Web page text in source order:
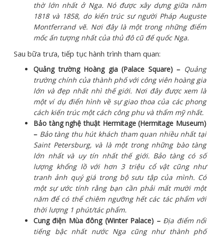
thờ lớn nhất ở Nga. Nó được xây dựng giữa năm
1818 và 1858, do kiến trúc sư người Pháp Auguste
Montferrand vẽ. Nơi đây là một trong những điểm
mốc ấn tượng nhất của thủ đô cũ đế quốc Nga.
Sau bữa trưa, tiếp tục hành trình tham quan:
Quảng trường Hoàng gia (Palace Square) – Quảng
trường chính của thành phố với công viên hoàng gia
lớn và đẹp nhất nhì thế giới. Nơi đây được xem là
một ví dụ điển hình về sự giao thoa của các phong
cách kiến trúc một cách công phu và thẩm mỹ nhất.
Bảo tàng nghệ thuật Hermitage (Hermitage Museum)
– Bảo tàng thu hút khách tham quan nhiều nhất tại
Saint Petersburg, và là một trong những bào tàng
lớn nhất và uy tín nhất thế giới. Bảo tàng có số
lượng khổng lồ với hơn 3 triệu cổ vật cũng như
tranh ảnh quý giá trong bộ sưu tập của mình. Có
một sự ước tính rằng bạn cần phải mất mười một
năm để có thể chiêm ngưỡng hết các tác phẩm với
thời lượng 1 phút/tác phẩm.
Cung điện Mùa đông (Winter Palace) – Địa điểm nổi
tiếng bậc nhất nước Nga cũng như thành phố